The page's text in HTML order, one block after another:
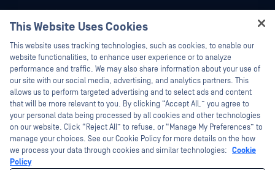
技术文档
培训
漏洞计划
合作伙伴
认证
技术合作伙伴
渠道合作伙伴计划
新闻报道
活动
网络研讨会
产品型录
白皮书
免费工具
This Website Uses Cookies
This website uses tracking technologies, such as cookies, to enable our
website functionalities, to enhance user experience or to analyze
performance and traffic. We may also share information about your use of
our site with our social media, advertising, and analytics partners. This
allows us to perform targeted advertising and to select ads and content
that will be more relevant to you. By clicking “Accept All,” you agree to
your personal data being processed by all cookies and other technologies
on our website. Click “Reject All” to refuse, or “Manage My Preferences” to
manage your choices. See our Cookie Policy for more details on the how
we process your data through cookies and similar technologies: Cookie
Policy
Hey there!
I'm Ozzy, your OPSWAT virtual assistant.
How can I help you secure what's critical
today?